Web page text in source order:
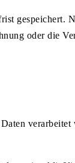
gespeichert.
oder die
verarbeitet